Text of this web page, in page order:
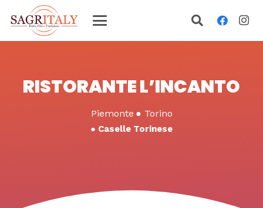
RISTORANTE L’INCANTO
Piemonte ● Torino
● Caselle Torinese